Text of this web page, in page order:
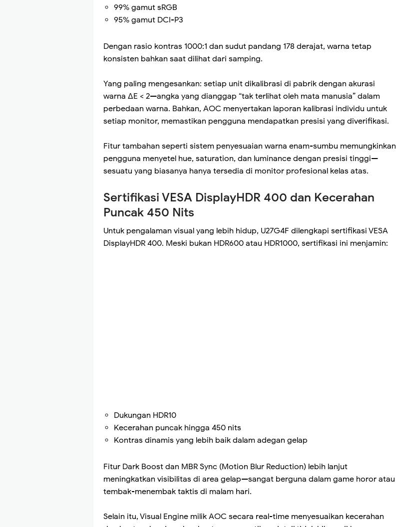
99% gamut sRGB
95% gamut DCI-P3
Dengan rasio kontras 1000:1 dan sudut pandang 178 derajat, warna tetap
konsisten bahkan saat dilihat dari samping.
Yang paling mengesankan: setiap unit dikalibrasi di pabrik dengan akurasi
warna ΔE < 2—angka yang dianggap “tak terlihat oleh mata manusia” dalam
perbedaan warna. Bahkan, AOC menyertakan laporan kalibrasi individu untuk
setiap monitor, memastikan pengguna mendapatkan presisi yang diverifikasi.
Fitur tambahan seperti sistem penyesuaian warna enam-sumbu memungkinkan
pengguna menyetel hue, saturation, dan luminance dengan presisi tinggi—
sesuatu yang biasanya hanya tersedia di monitor profesional kelas atas.
Sertifikasi VESA DisplayHDR 400 dan Kecerahan
Puncak 450 Nits
Untuk pengalaman visual yang lebih hidup, U27G4F dilengkapi sertifikasi VESA
DisplayHDR 400. Meski bukan HDR600 atau HDR1000, sertifikasi ini menjamin:
Dukungan HDR10
Kecerahan puncak hingga 450 nits
Kontras dinamis yang lebih baik dalam adegan gelap
Fitur Dark Boost dan MBR Sync (Motion Blur Reduction) lebih lanjut
meningkatkan visibilitas di area gelap—sangat berguna dalam game horor atau
tembak-menembak taktis di malam hari.
Selain itu, Visual Engine milik AOC secara real-time menyesuaikan kecerahan